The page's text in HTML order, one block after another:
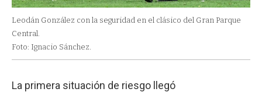
Leodán González con la seguridad en el clásico del Gran Parque
Central.
Foto: Ignacio Sánchez.
La primera situación de riesgo llegó